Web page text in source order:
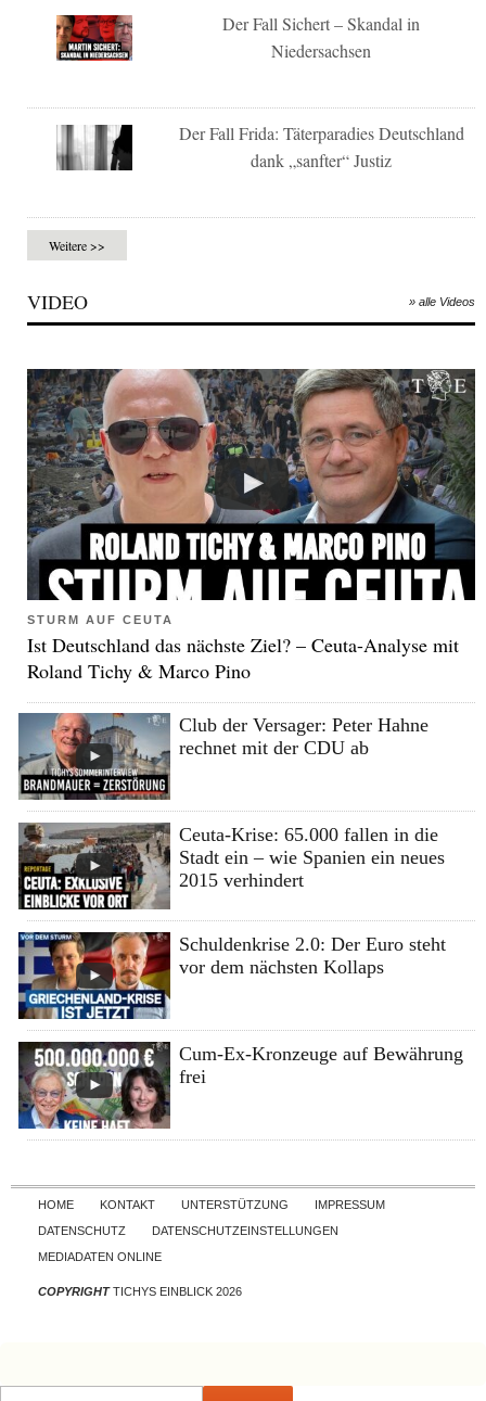
Der Fall Sichert – Skandal in
Niedersachsen
Der Fall Frida: Täterparadies Deutschland
dank „sanfter“ Justiz
Weitere >>
VIDEO » alle Videos
STURM AUF CEUTA
Ist Deutschland das nächste Ziel? – Ceuta-Analyse mit
Roland Tichy & Marco Pino
Club der Versager: Peter Hahne
rechnet mit der CDU ab
Ceuta-Krise: 65.000 fallen in die
Stadt ein – wie Spanien ein neues
2015 verhindert
Schuldenkrise 2.0: Der Euro steht
vor dem nächsten Kollaps
Cum-Ex-Kronzeuge auf Bewährung
frei
Skip to content
HOME KONTAKT UNTERSTÜTZUNG
IMPRESSUM
DATENSCHUTZ
DATENSCHUTZEINSTELLUNGEN
MEDIADATEN ONLINE
COPYRIGHTTICHYS EINBLICK 2026